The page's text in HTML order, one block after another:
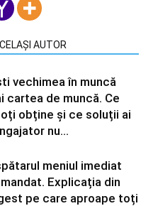
AUTOR
vechimea în muncă
cartea de muncă. Ce
obține și ce soluții ai
nu...
meniul imediat
Explicația din
pe care aproape toți